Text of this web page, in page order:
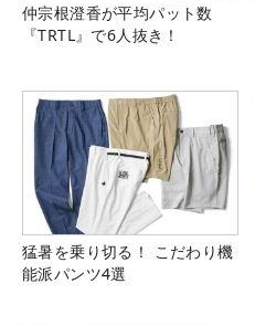
仲宗根澄香が平均パット数
『TRTL』で6人抜き！
猛暑を乗り切る！ こだわり機
能派パンツ4選